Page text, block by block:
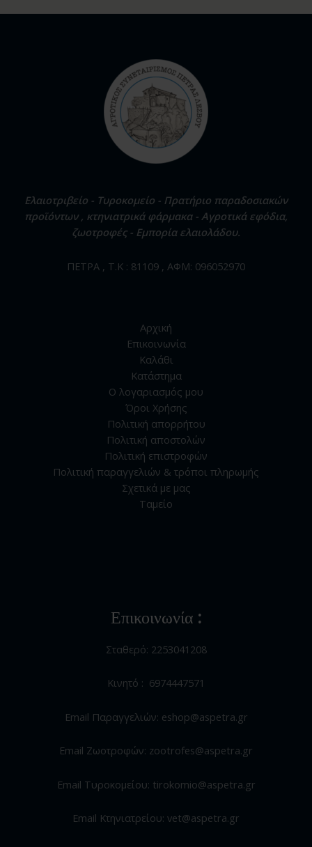
Ελαιοτριβείο - Τυροκομείο - Πρατήριο παραδοσιακών
προϊόντων , κτηνιατρικά φάρμακα - Αγροτικά εφόδια,
ζωοτροφές - Εμπορία ελαιολάδου.
ΠΕΤΡΑ , Τ.Κ : 81109 , ΑΦΜ: 096052970
Αρχική
Επικοινωνία
Καλάθι
Κατάστημα
Ο λογαριασμός μου
Όροι Χρήσης
Πολιτική απορρήτου
Πολιτική αποστολών
Πολιτική επιστροφών
Πολιτική παραγγελιών & τρόποι πληρωμής
Σχετικά με μας
Ταμείο
Επικοινωνία :
Σταθερό: 2253041208
Κινητό : 6974447571
Email Παραγγελιών: eshop@aspetra.gr
Email Ζωοτροφών: zootrofes@aspetra.gr
Email Τυροκομείου: tirokomio@aspetra.gr
Email Κτηνιατρείου: vet@aspetra.gr